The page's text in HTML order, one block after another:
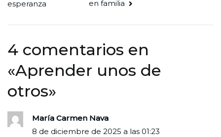
de
esperanza
en familia
4 comentarios en
«Aprender unos de
otros»
María Carmen Nava
8 de diciembre de 2025 a las 01:23